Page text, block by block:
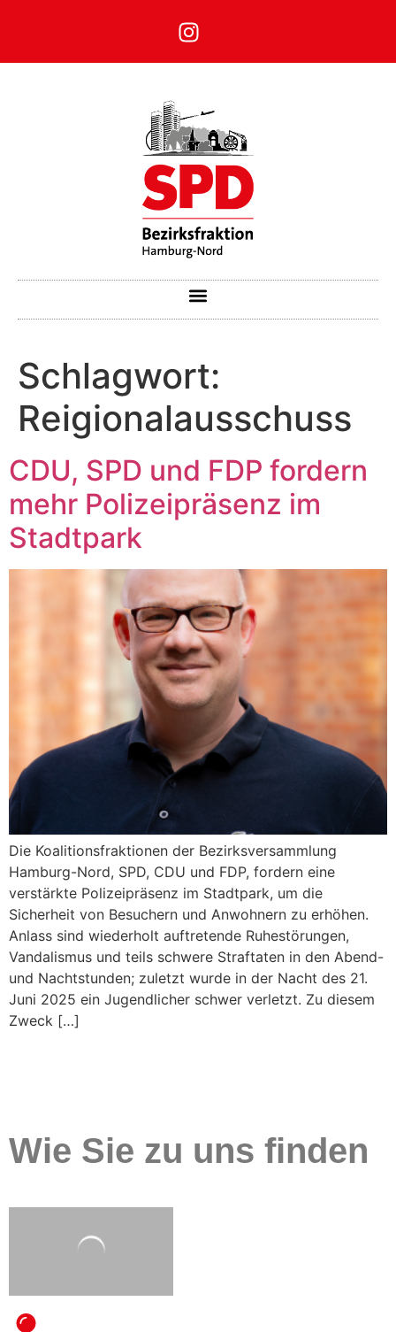
Schlagwort:
Reigionalausschuss
CDU, SPD und FDP fordern
mehr Polizeipräsenz im
Stadtpark
Die Koalitionsfraktionen der Bezirksversammlung
Hamburg-Nord, SPD, CDU und FDP, fordern eine
verstärkte Polizeipräsenz im Stadtpark, um die
Sicherheit von Besuchern und Anwohnern zu erhöhen.
Anlass sind wiederholt auftretende Ruhestörungen,
Vandalismus und teils schwere Straftaten in den Abend-
und Nachtstunden; zuletzt wurde in der Nacht des 21.
Juni 2025 ein Jugendlicher schwer verletzt. Zu diesem
Zweck […]
Wie Sie zu uns finden